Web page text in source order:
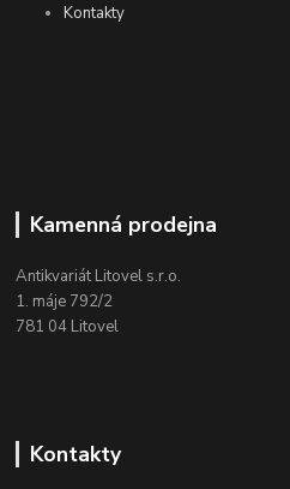
Kontakty
Kamenná prodejna
Antikvariát Litovel s.r.o.
1. máje 792/2
781 04 Litovel
Kontakty